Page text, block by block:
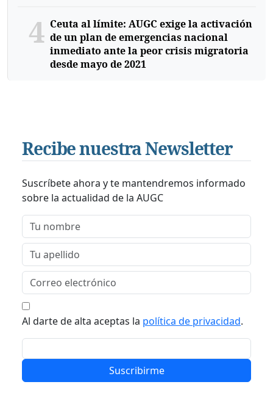
4 Ceuta al límite: AUGC exige la activación
de un plan de emergencias nacional
inmediato ante la peor crisis migratoria
desde mayo de 2021
Recibe nuestra Newsletter
Suscríbete ahora y te mantendremos informado
sobre la actualidad de la AUGC
Al darte de alta aceptas la política de privacidad.
Suscribirme